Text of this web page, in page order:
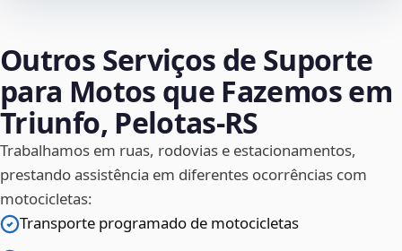
Outros Serviços de Suporte
para Motos que Fazemos em
Triunfo, Pelotas‑RS
Trabalhamos em ruas, rodovias e estacionamentos,
prestando assistência em diferentes ocorrências com
motocicletas:
Transporte programado de motocicletas